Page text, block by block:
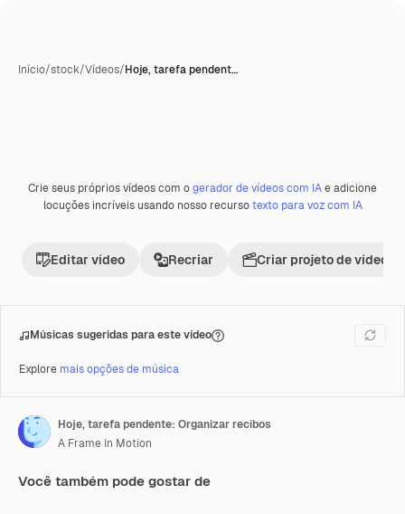
Início/stock/Vídeos/Hoje, tarefa pendent…
Premium
Crie seus próprios vídeos com ogerador de vídeos com IAe adicione
locuções incríveis usando nosso recursotexto para voz com IA
Editar vídeo Recriar Criar projeto de vídeo
Músicas sugeridas para este vídeo
Explore mais opções de música
Hoje, tarefa pendente: Organizar recibos
A Frame In Motion
Você também pode gostar de